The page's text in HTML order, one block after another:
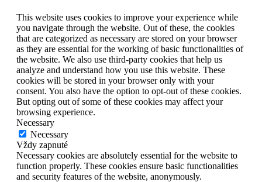
This website uses cookies to improve your experience while
you navigate through the website. Out of these, the cookies
that are categorized as necessary are stored on your browser
as they are essential for the working of basic functionalities of
the website. We also use third-party cookies that help us
analyze and understand how you use this website. These
cookies will be stored in your browser only with your
consent. You also have the option to opt-out of these cookies.
But opting out of some of these cookies may affect your
browsing experience.
Necessary
Necessary
Vždy zapnuté
Necessary cookies are absolutely essential for the website to
function properly. These cookies ensure basic functionalities
and security features of the website, anonymously.